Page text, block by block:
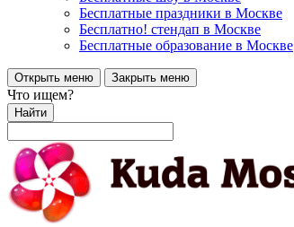
Бесплатные праздники в Москве
Бесплатно! стендап в Москве
Бесплатные образование в Москве
Открыть меню Закрыть меню
Что ищем?
Найти